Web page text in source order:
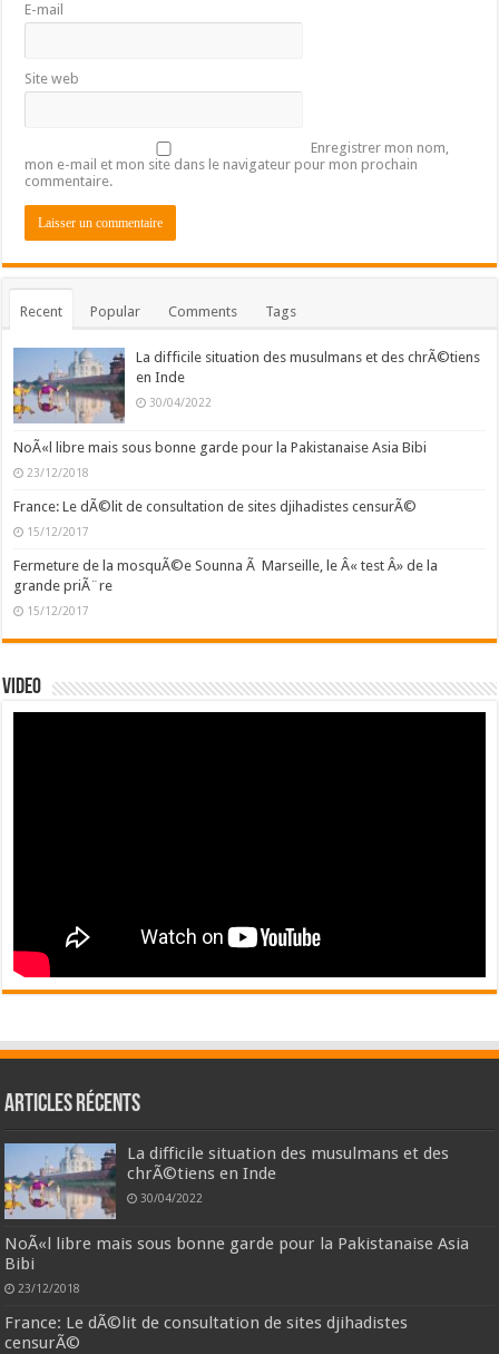
E-mail
Site web
Enregistrer mon nom,
mon e-mail et mon site dans le navigateur pour mon prochain
commentaire.
Recent Popular Comments Tags
La difficile situation des musulmans et des chrÃ©tiens
en Inde
30/04/2022
NoÃ«l libre mais sous bonne garde pour la Pakistanaise Asia Bibi
23/12/2018
France: Le dÃ©lit de consultation de sites djihadistes censurÃ©
15/12/2017
Fermeture de la mosquÃ©e Sounna Ã Marseille, le Â« test Â» de la
grande priÃ¨re
15/12/2017
Video
Articles récents
La difficile situation des musulmans et des
chrÃ©tiens en Inde
30/04/2022
NoÃ«l libre mais sous bonne garde pour la Pakistanaise Asia
Bibi
23/12/2018
France: Le dÃ©lit de consultation de sites djihadistes
censurÃ©